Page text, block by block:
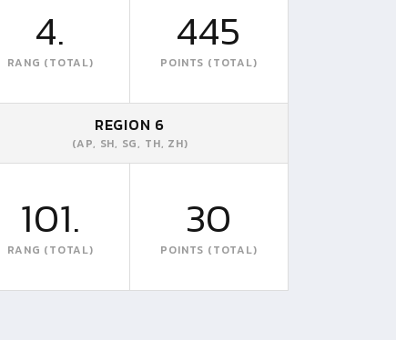
4.
RANG (TOTAL)
445
POINTS (TOTAL)
REGION 6
(AP, SH, SG, TH, ZH)
101.
RANG (TOTAL)
30
POINTS (TOTAL)